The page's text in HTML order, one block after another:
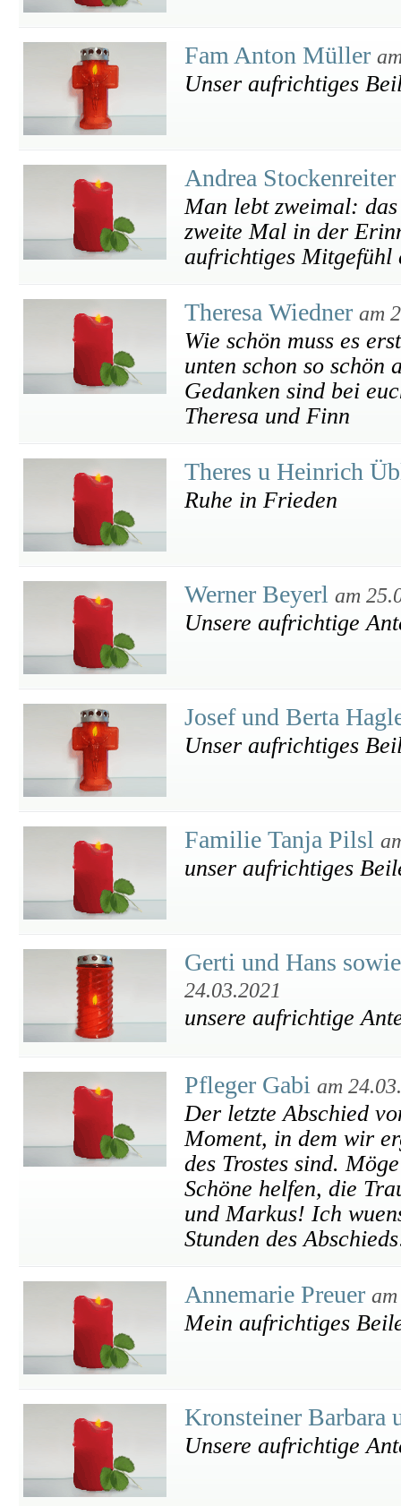
Fam Anton Müller
Unser aufrichtiges
Andrea Stockenreiter
Man lebt zweimal:
zweite Mal in der
aufrichtiges Mitgefühl
Theresa Wiedner am
Wie schön muss es
unten schon so schön
Gedanken sind bei
Theresa und Finn
Theres u Heinrich
Ruhe in Frieden
Werner Beyerl am
Unsere aufrichtige
Josef und Berta
Unser aufrichtiges
Familie Tanja Pilsl
unser aufrichtiges
Gerti und Hans
24.03.2021
unsere aufrichtige
Pfleger Gabi am
Der letzte Abschied
Moment, in dem wir
des Trostes sind.
Schöne helfen, die
und Markus! Ich
Stunden des
Annemarie Preuer
Mein aufrichtiges
Kronsteiner Barbara
Unsere aufrichtige